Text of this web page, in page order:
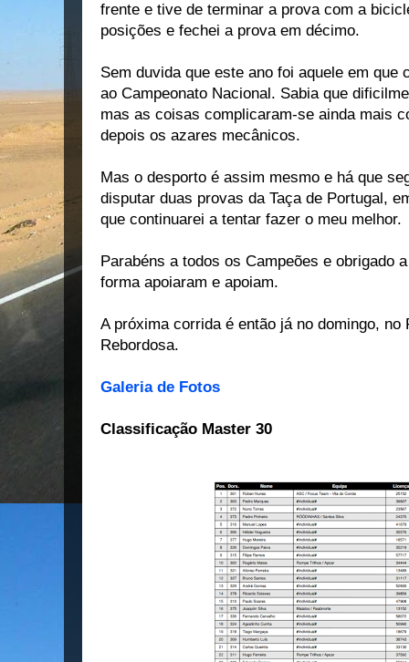
frente e tive de terminar a prova com a
posições e fechei a prova em décimo.
Sem duvida que este ano foi aquele em que
ao Campeonato Nacional. Sabia que
mas as coisas complicaram-se ainda mais
depois os azares mecânicos.
Mas o desporto é assim mesmo e há que
disputar duas provas da Taça de Portugal,
que continuarei a tentar fazer o meu melhor.
Parabéns a todos os Campeões e obrigado
forma apoiaram e apoiam.
A próxima corrida é então já no domingo, no
Rebordosa.
Galeria de Fotos
Classificação Master 30